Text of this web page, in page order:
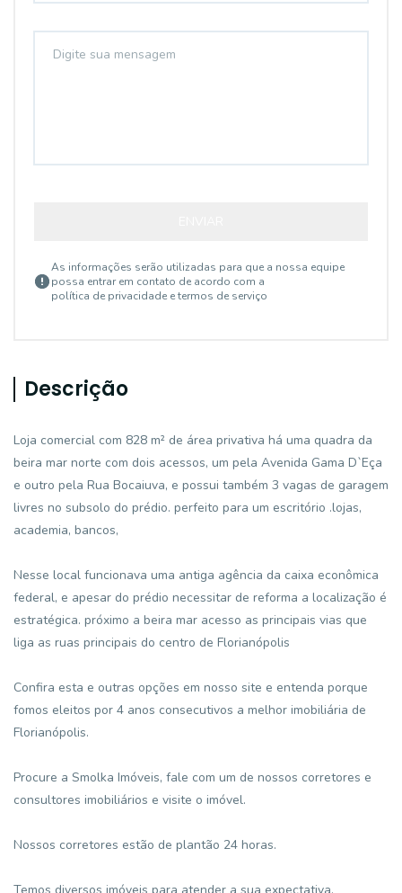
As informações serão utilizadas para que a nossa equipe
possa entrar em contato de acordo com a
política de privacidade e termos de serviço
Descrição
Loja comercial com 828 m² de área privativa há uma quadra da
beira mar norte com dois acessos, um pela Avenida Gama D`Eça
e outro pela Rua Bocaiuva, e possui também 3 vagas de garagem
livres no subsolo do prédio. perfeito para um escritório .lojas,
academia, bancos,
Nesse local funcionava uma antiga agência da caixa econômica
federal, e apesar do prédio necessitar de reforma a localização é
estratégica. próximo a beira mar acesso as principais vias que
liga as ruas principais do centro de Florianópolis
Confira esta e outras opções em nosso site e entenda porque
fomos eleitos por 4 anos consecutivos a melhor imobiliária de
Florianópolis.
Procure a Smolka Imóveis, fale com um de nossos corretores e
consultores imobiliários e visite o imóvel.
Nossos corretores estão de plantão 24 horas.